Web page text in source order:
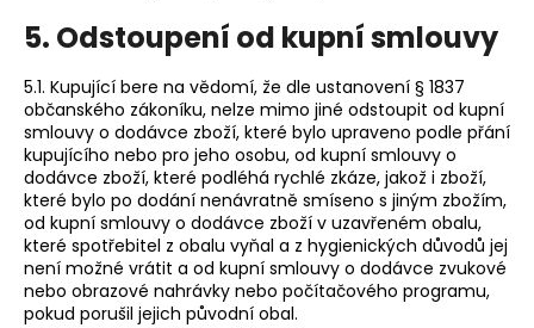
5. Odstoupení od kupní smlouvy
5.1. Kupující bere na vědomí, že dle ustanovení § 1837
občanského zákoníku, nelze mimo jiné odstoupit od kupní
smlouvy o dodávce zboží, které bylo upraveno podle přání
kupujícího nebo pro jeho osobu, od kupní smlouvy o
dodávce zboží, které podléhá rychlé zkáze, jakož i zboží,
které bylo po dodání nenávratně smíseno s jiným zbožím,
od kupní smlouvy o dodávce zboží v uzavřeném obalu,
které spotřebitel z obalu vyňal a z hygienických důvodů jej
není možné vrátit a od kupní smlouvy o dodávce zvukové
nebo obrazové nahrávky nebo počítačového programu,
pokud porušil jejich původní obal.